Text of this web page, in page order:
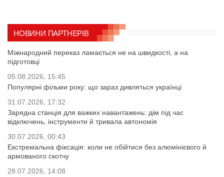
НОВИНИ ПАРТНЕРІВ
Міжнародний переказ ламається не на швидкості, а на
підготовці
05.08.2026, 15:45
Популярні фільми року: що зараз дивляться українці
31.07.2026, 17:32
Зарядна станція для важких навантажень: дім під час
відключень, інструменти й тривала автономія
30.07.2026, 00:43
Екстремальна фіксація: коли не обійтися без алюмінієвого й
армованого скотчу
28.07.2026, 14:08